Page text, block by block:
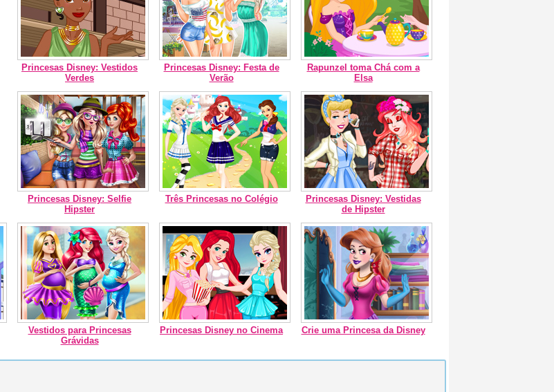
Princesas Disney: Vestidos
Verdes
Princesas Disney: Festa de
Verão
Rapunzel toma Chá com a
Elsa
Princesas Disney: Selfie
Hipster
Três Princesas no Colégio
Princesas Disney: Vestidas
de Hipster
Vestidos para Princesas
Grávidas
Princesas Disney no Cinema Crie uma Princesa da Disney